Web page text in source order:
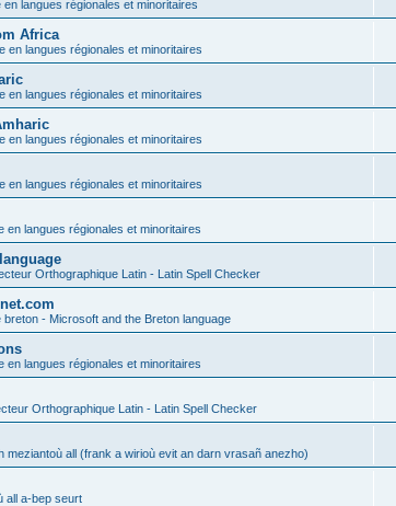
en langues régionales et minoritaires
Africa
en langues régionales et minoritaires
en langues régionales et minoritaires
en langues régionales et minoritaires
en langues régionales et minoritaires
en langues régionales et minoritaires
Orthographique Latin - Latin Spell Checker
breton - Microsoft and the Breton language
en langues régionales et minoritaires
Orthographique Latin - Latin Spell Checker
meziantoù all (frank a wirioù evit an darn vrasañ anezho)
all a-bep seurt